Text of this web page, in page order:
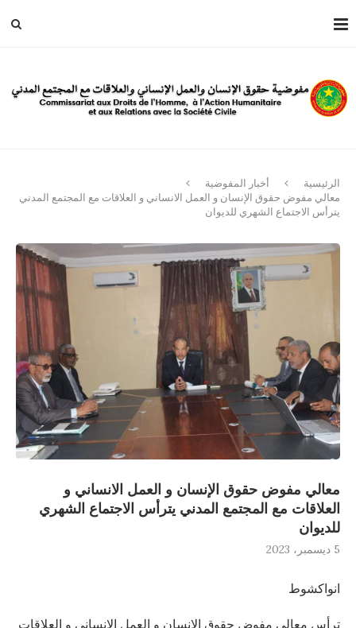
الرئيسية
أخبار المفوضية
معالي مفوض حقوق الإنسان و العمل الانساني و العلاقات مع المجتمع المدني
يترأس الاجتماع الشهري للديوان
معالي مفوض حقوق الإنسان و العمل الانساني و
العلاقات مع المجتمع المدني يترأس الاجتماع الشهري
للديوان
5 ديسمبر، 2023
انواكشوط
ترأس معالي مفوض حقوق الإنسان و العمل الإنساني و العلاقات